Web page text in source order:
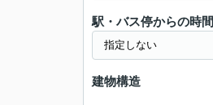
駅・バス停からの時間
建物構造